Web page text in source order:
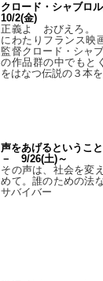
クロード・シャブロ
10/2(金)
正義よ おびえろ。
にわたりフランス映
監督クロード・シャ
の作品群の中でもと
をはなつ伝説の３本を
声をあげるというこ
－ 9/26(土)～
その声は、社会を変
めて。誰のための法
サバイバー